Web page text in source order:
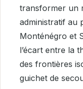
transformer un
administratif au
Monténégro et
l’écart entre la
des frontières
guichet de